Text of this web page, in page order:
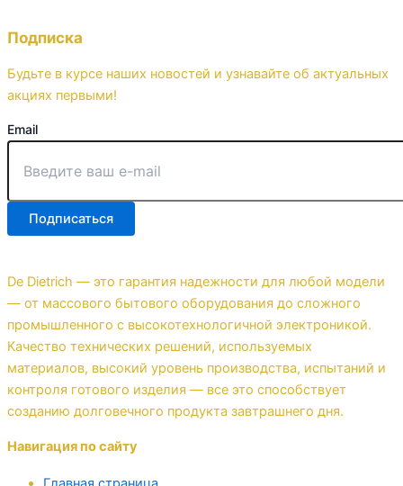
Подписка
Будьте в курсе наших новостей и узнавайте об актуальных
акциях первыми!
Email
Подписаться
De Dietrich — это гарантия надежности для любой модели
— от массового бытового оборудования до сложного
промышленного с высокотехнологичной электроникой.
Качество технических решений, используемых
материалов, высокий уровень производства, испытаний и
контроля готового изделия — все это способствует
созданию долговечного продукта завтрашнего дня.
Навигация по сайту